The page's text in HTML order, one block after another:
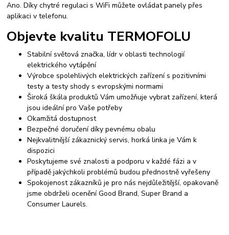
Ano. Díky chytré regulaci s WiFi můžete ovládat panely přes
aplikaci v telefonu.
Objevte kvalitu TERMOFOLU
Stabilní světová značka, lídr v oblasti technologií
elektrického vytápění
Výrobce spolehlivých elektrických zařízení s pozitivními
testy a testy shody s evropskými normami
Široká škála produktů Vám umožňuje vybrat zařízení, která
jsou ideální pro Vaše potřeby
Okamžitá dostupnost
Bezpečné doručení díky pevnému obalu
Nejkvalitnější zákaznický servis, horká linka je Vám k
dispozici
Poskytujeme své znalosti a podporu v každé fázi a v
případě jakýchkoli problémů budou přednostně vyřešeny
Spokojenost zákazníků je pro nás nejdůležitější, opakovaně
jsme obdrželi ocenění Good Brand, Super Brand a
Consumer Laurels.